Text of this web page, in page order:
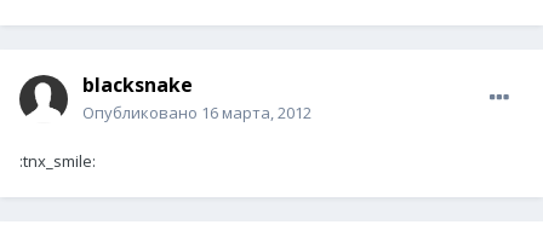
blacksnake
Опубликовано 16 марта, 2012
:tnx_smile: